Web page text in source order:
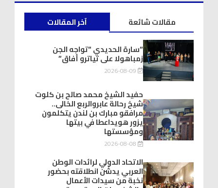
آخر المقالات
مقالات شائعة
“سارة الحديدي “تواجه الجن
زمباهولا على تياترو أفاق”
2026-08-09
حفيد الشيخ محمد صالح بن كلوت
شيخ رحالة عابروالربع الخالى..
مرافقو مبارك بن لندن يتكلمون
يزور هويداعطا في بيتها
ومؤسستها
2026-08-08
الاتحاد الدولي لرائدات الوطن
العربي يدشّن انطلاقته بحضور
نخبة من سيدات الأعمال